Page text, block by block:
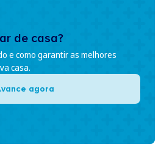
de casa?
e como garantir as melhores
casa.
agora